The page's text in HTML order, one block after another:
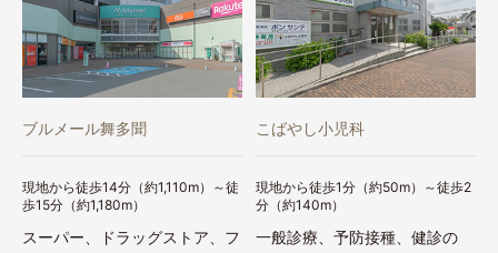
ブルメール舞多聞
現地から徒歩14分（約1,110m）～徒
歩15分（約1,180m）
スーパー、ドラッグストア、フ
こばやし小児科
現地から徒歩1分（約50m）～徒歩2
分（約140m）
一般診療、予防接種、健診の